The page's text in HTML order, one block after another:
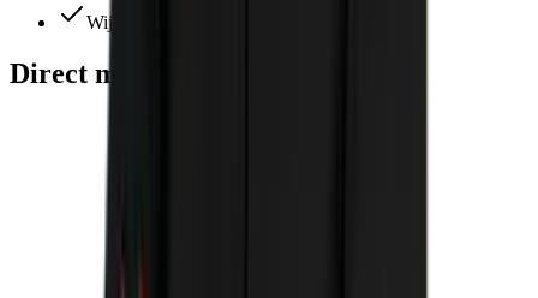
Wij denken altijd met je mee
Direct meebestellen